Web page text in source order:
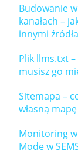
Budowanie
kanałach –
innymi
Plik llms.txt
musisz go
Sitemapa –
własną
Monitoring
Mode w